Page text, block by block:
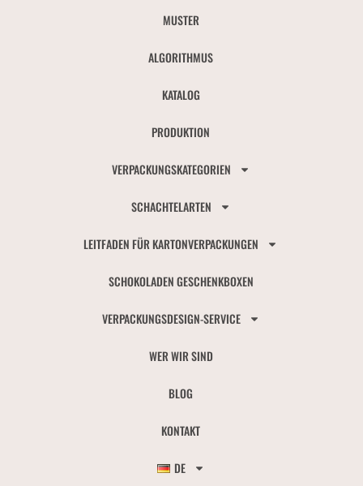
MUSTER
ALGORITHMUS
KATALOG
PRODUKTION
VERPACKUNGSKATEGORIEN
SCHACHTELARTEN
LEITFADEN FÜR KARTONVERPACKUNGEN
SCHOKOLADEN GESCHENKBOXEN
VERPACKUNGSDESIGN-SERVICE
WER WIR SIND
BLOG
KONTAKT
DE